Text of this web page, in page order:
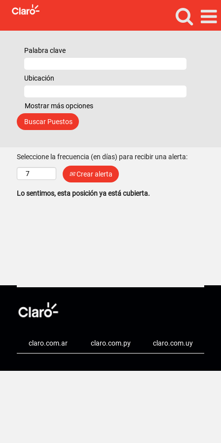
Palabra clave
Ubicación
Mostrar más opciones
Seleccione la frecuencia (en días) para recibir una alerta:
Crear alerta
Lo sentimos, esta posición ya está cubierta.
claro.com.ar claro.com.py claro.com.uy